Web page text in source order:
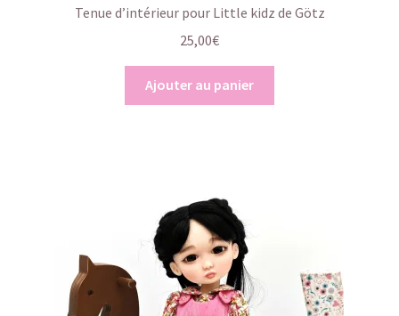
Tenue d’intérieur pour Little kidz de Götz
25,00€
Ajouter au panier